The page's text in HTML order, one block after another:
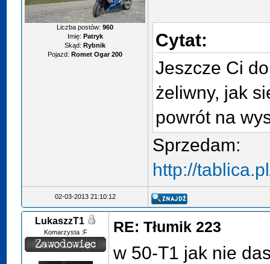
Liczba postów:960
Imię: Patryk
Skąd: Rybnik
Pojazd: Romet Ogar 200
Cytat:
Jeszcze Ci
żeliwny, jak
powrót na
Sprzedam:
http://
02-03-2013 21:10:12
LukaszzT1
Komarzysta :F RE: Tłumik 223
w 50-T1 jak nie